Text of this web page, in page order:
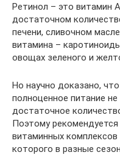
Ретинол – это витамин
достаточном
печени, сливочном
витамина –
овощах зеленого и
Но научно доказано,
полноценное питание
достаточное
Поэтому
витаминных
которого в разные